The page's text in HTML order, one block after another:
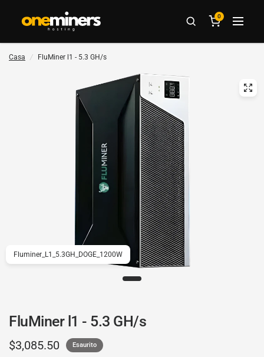
0
Casa / FluMiner l1 - 5.3 GH/s
Fluminer_L1_5.3GH_DOGE_1200W
FluMiner l1 - 5.3 GH/s
$3,085.50 Esaurito